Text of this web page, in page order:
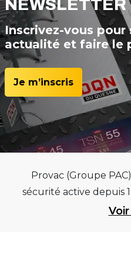
NEWSLETTER
Inscrivez-vous pour
actualité et faire le
Je m’inscris
Provac (Groupe
sécurité active depuis
équipements